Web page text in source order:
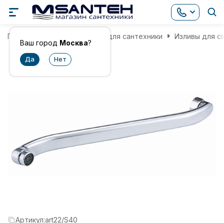
Ваш город Москва?
Главная Комплектующие для сантехники Изливы для
Артикул:art22/S40